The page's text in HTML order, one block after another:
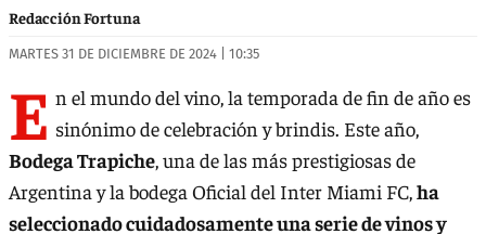
Redacción Fortuna
MARTES 31 DE DICIEMBRE DE 2024 | 10:35
E n el mundo del vino, la temporada de fin de año es
sinónimo de celebración y brindis. Este año,
Bodega Trapiche, una de las más prestigiosas de
Argentina y la bodega Oficial del Inter Miami FC,ha
seleccionado cuidadosamente una serie de vinos y